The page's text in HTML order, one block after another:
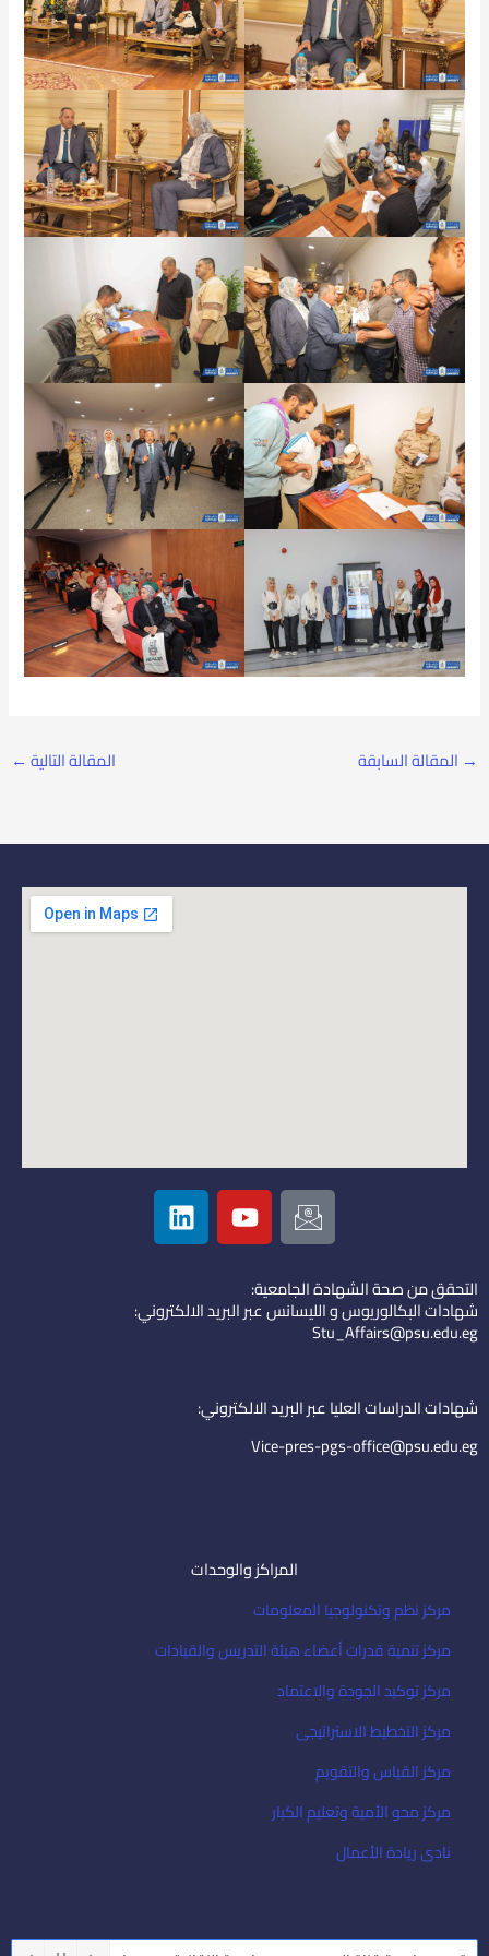
→ المقالة السابقة المقالة التالية ←
I
c
o
n
-
e
i
l
Y
o
u
u
b
L
i
n
e
d
التحقق من صحة الشهادة الجامعية:
شهادات البكالوريوس و الليسانس عبر البريد الالكتروني:
Stu_Affairs@psu.edu.eg
شهادات الدراسات العليا عبر البريد الالكتروني:
Vice-pres-pgs-office@psu.edu.eg
المراكز والوحدات
مركز نظم وتكنولوجيا المعلومات
مركز تنمية قدرات أعضاء هيئة التدريس والقيادات
مركز توكيد الجودة والاعتماد
مركز التخطيط الاستراتيجى
مركز القياس والتقويم
مركز محو الأمية وتعليم الكبار
نادى ريادة الأعمال